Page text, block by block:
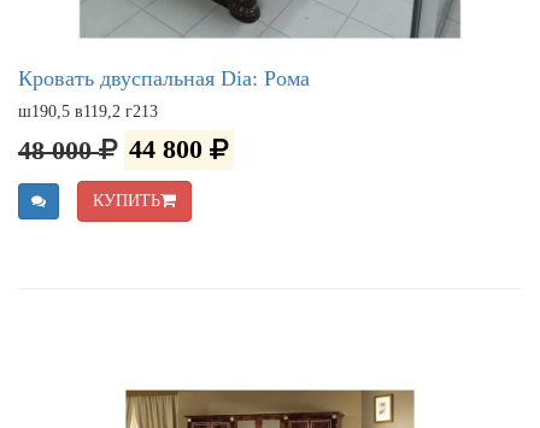
Кровать двуспальная Dia: Рома
ш190,5 в119,2 г213
48 000 44 800
КУПИТЬ